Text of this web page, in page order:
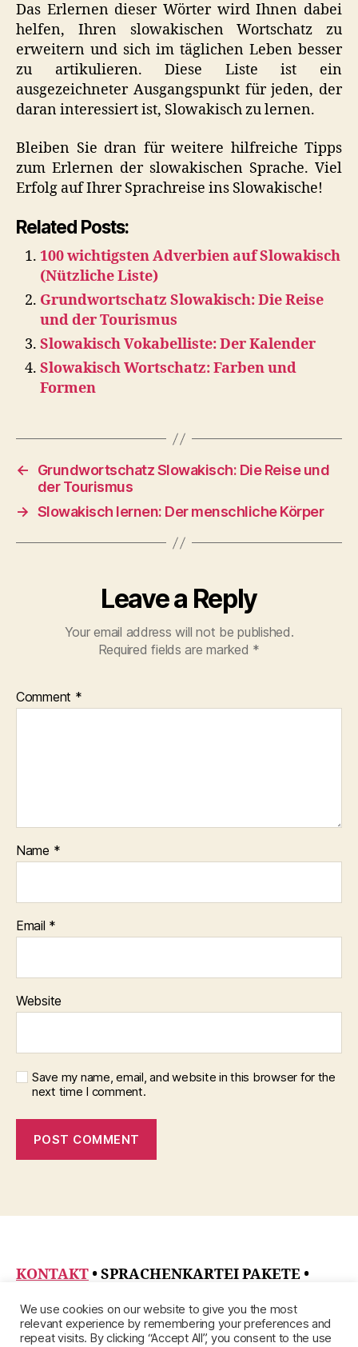
Das Erlernen dieser Wörter wird Ihnen dabei
helfen, Ihren slowakischen Wortschatz zu
erweitern und sich im täglichen Leben besser
zu artikulieren. Diese Liste ist ein
ausgezeichneter Ausgangspunkt für jeden, der
daran interessiert ist, Slowakisch zu lernen.
Bleiben Sie dran für weitere hilfreiche Tipps
zum Erlernen der slowakischen Sprache. Viel
Erfolg auf Ihrer Sprachreise ins Slowakische!
Related Posts:
100 wichtigsten Adverbien auf Slowakisch
(Nützliche Liste)
Grundwortschatz Slowakisch: Die Reise
und der Tourismus
Slowakisch Vokabelliste: Der Kalender
Slowakisch Wortschatz: Farben und
Formen
←
Grundwortschatz Slowakisch: Die Reise und
der Tourismus
→ Slowakisch lernen: Der menschliche Körper
Leave a Reply
Your email address will not be published.
Required fields are marked *
Comment *
Name *
Email *
Website
Save my name, email, and website in this browser for the
next time I comment.
KONTAKT • SPRACHENKARTEI PAKETE •
IMPRESSUM
We use cookies on our website to give you the most
relevant experience by remembering your preferences and
repeat visits. By clicking “Accept All”, you consent to the use